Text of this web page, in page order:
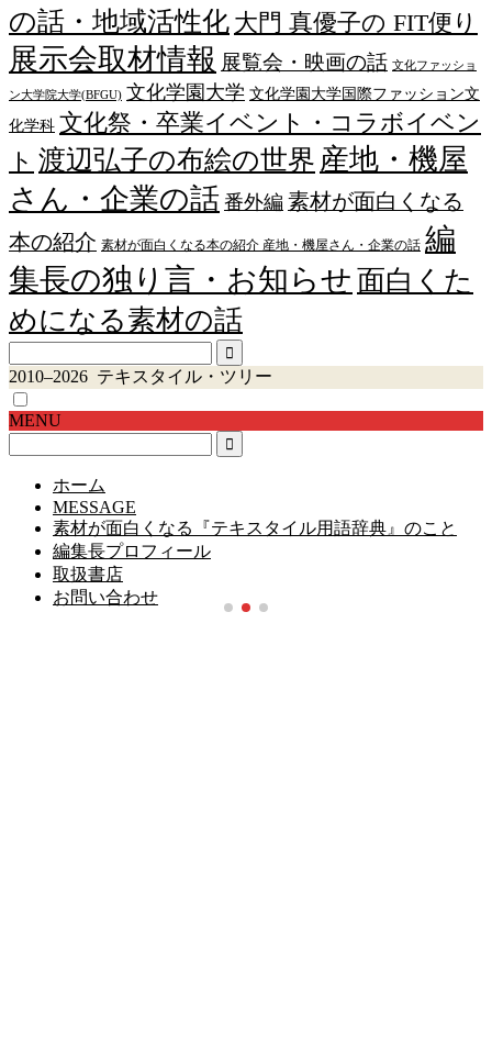
の話・地域活性化 大門 真優子の FIT便り
展示会取材情報 展覧会・映画の話 文化ファッショ
ン大学院大学(BFGU) 文化学園大学 文化学園大学国際ファッション文
化学科 文化祭・卒業イベント・コラボイベン
ト 渡辺弘子の布絵の世界 産地・機屋
さん・企業の話 番外編 素材が面白くなる
本の紹介 素材が面白くなる本の紹介 産地・機屋さん・企業の話 編
集長の独り言・お知らせ 面白くた
めになる素材の話
2010–2026 テキスタイル・ツリー
MENU
ホーム
MESSAGE
素材が面白くなる『テキスタイル用語辞典』のこと
編集長プロフィール
取扱書店
お問い合わせ